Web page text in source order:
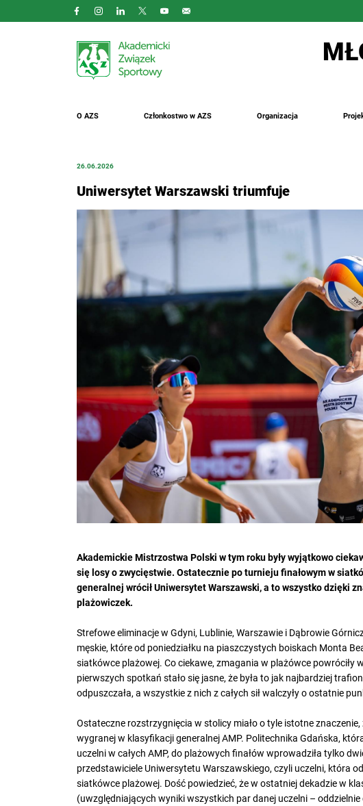
O AZS Członkostwo w AZS Organizacja
26.06.2026
Uniwersytet Warszawski triumfuje
Akademickie Mistrzostwa Polski w tym roku były wyjątkowo
się losy o zwycięstwie. Ostatecznie po turnieju finałowym w
generalnej wrócił Uniwersytet Warszawski, a to wszystko dzięki
plażowiczek.
Strefowe eliminacje w Gdyni, Lublinie, Warszawie i Dąbrowie
męskie, które od poniedziałku na piaszczystych boiskach Monta
siatkówce plażowej. Co ciekawe, zmagania w plażówce powróciły
pierwszych spotkań stało się jasne, że była to jak najbardziej
odpuszczała, a wszystkie z nich z całych sił walczyły o ostatnie
Ostateczne rozstrzygnięcia w stolicy miało o tyle istotne
wygranej w klasyfikacji generalnej AMP. Politechnika Gdańska,
uczelni w całych AMP, do plażowych finałów wprowadziła tylko
przedstawiciele Uniwersytetu Warszawskiego, czyli uczelni, która
siatkówce plażowej. Dość powiedzieć, że w ostatniej dekadzie w
(uwzględniających wyniki wszystkich par danej uczelni –